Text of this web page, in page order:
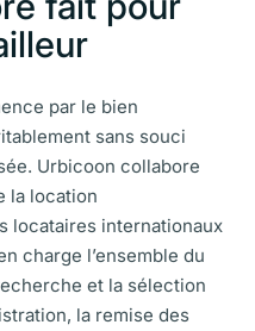
par le bien
sans souci
Urbicoon collabore
la location
locataires internationaux
charge l’ensemble du
et la sélection
la remise des